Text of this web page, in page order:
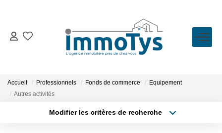
VENTE
LOCATION
ESTIMATION
Accueil Professionnels Fonds de commerce
Equipement
Autres activités
Modifier les critères de recherche